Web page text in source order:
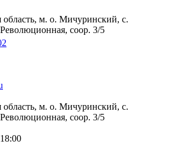
область, м. о. Мичуринский, с.
соор. 3/5
область, м. о. Мичуринский, с.
соор. 3/5